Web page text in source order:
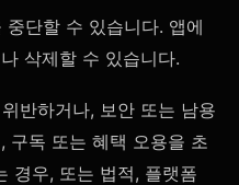
단할 수 있습니다. 앱에
삭제할 수 있습니다.
반하거나, 보안 또는 남용
구독 또는 혜택 오용을 초
경우, 또는 법적, 플랫폼